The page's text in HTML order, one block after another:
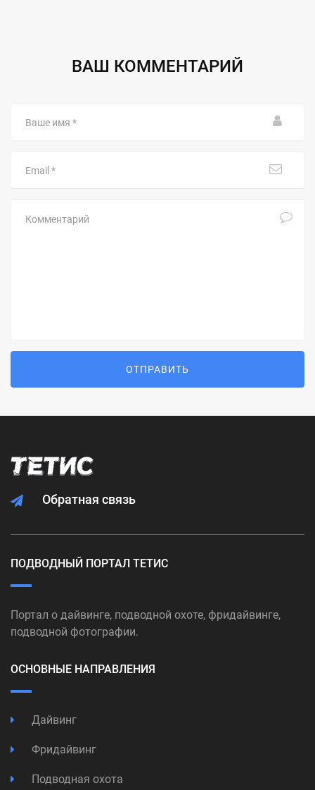
ВАШ КОММЕНТАРИЙ
имя
ОТПРАВИТЬ
Обратная связь
ПОДВОДНЫЙ ПОРТАЛ ТЕТИС
Портал о дайвинге, подводной охоте, фридайвинге,
подводной фотографии.
ОСНОВНЫЕ НАПРАВЛЕНИЯ
Дайвинг
Фридайвинг
Подводная охота